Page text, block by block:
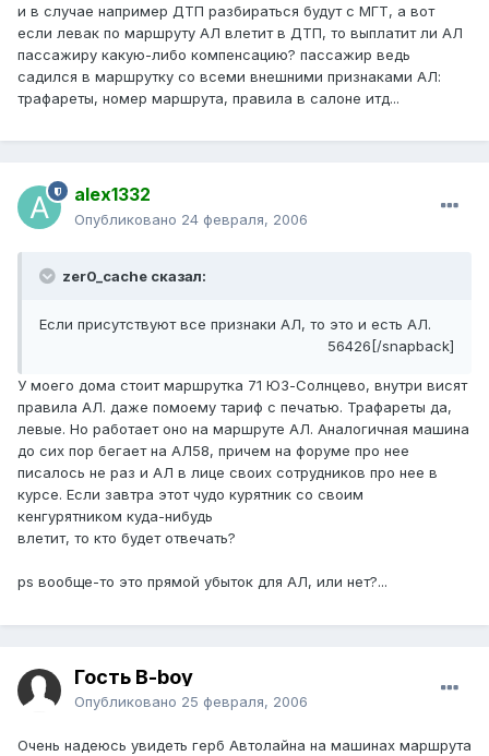
и в случае например ДТП разбираться будут с МГТ, а вот
если левак по маршруту АЛ влетит в ДТП, то выплатит ли АЛ
пассажиру какую-либо компенсацию? пассажир ведь
садился в маршрутку со всеми внешними признаками АЛ:
трафареты, номер маршрута, правила в салоне итд...
alex1332
Опубликовано 24 февраля, 2006
zer0_cache сказал:
Если присутствуют все признаки АЛ, то это и есть АЛ.
56426[/snapback]
У моего дома стоит маршрутка 71 ЮЗ-Солнцево, внутри висят
правила АЛ. даже помоему тариф с печатью. Трафареты да,
левые. Но работает оно на маршруте АЛ. Аналогичная машина
до сих пор бегает на АЛ58, причем на форуме про нее
писалось не раз и АЛ в лице своих сотрудников про нее в
курсе. Если завтра этот чудо курятник со своим
кенгурятником куда-нибудь
влетит, то кто будет отвечать?
ps вообще-то это прямой убыток для АЛ, или нет?...
Гость B-boy
Опубликовано 25 февраля, 2006
Очень надеюсь увидеть герб Автолайна на машинах маршрута